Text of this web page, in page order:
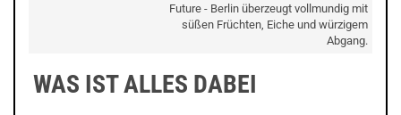
Future - Berlin überzeugt vollmundig mit
süßen Früchten, Eiche und würzigem
Abgang.
WAS IST ALLES DABEI